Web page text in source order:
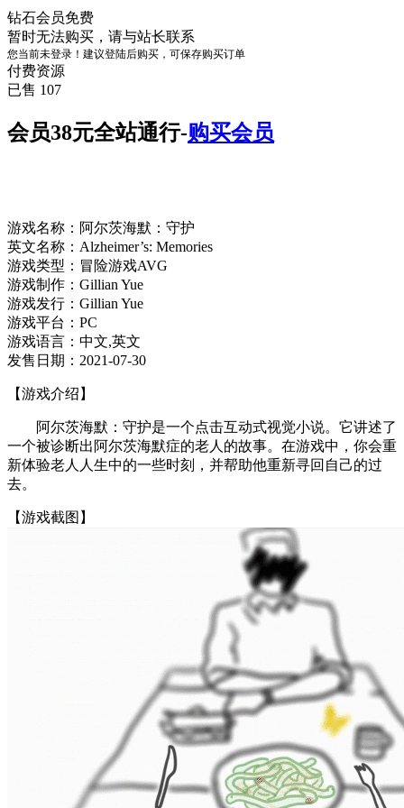
钻石会员免费
暂时无法购买，请与站长联系
您当前未登录！建议登陆后购买，可保存购买订单
付费资源
已售 107
会员38元全站通行-购买会员
游戏名称：阿尔茨海默：守护
英文名称：Alzheimer’s: Memories
游戏类型：冒险游戏AVG
游戏制作：Gillian Yue
游戏发行：Gillian Yue
游戏平台：PC
游戏语言：中文,英文
发售日期：2021-07-30
【游戏介绍】
阿尔茨海默：守护是一个点击互动式视觉小说。它讲述了
一个被诊断出阿尔茨海默症的老人的故事。在游戏中，你会重
新体验老人人生中的一些时刻，并帮助他重新寻回自己的过
去。
【游戏截图】